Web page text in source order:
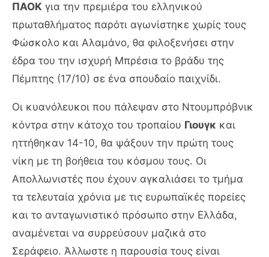
ΠΑΟΚ για την πρεμιέρα του ελληνικού
πρωταθλήματος παρότι αγωνίστηκε χωρίς τους
Φώσκολο και Αλαμάνο, θα φιλοξενήσει στην
έδρα του την ισχυρή Μπρέσια το βράδυ της
Πέμπτης (17/10) σε ένα σπουδαίο παιχνίδι.
Οι κυανόλευκοι που πάλεψαν στο Ντουμπρόβνικ
κόντρα στην κάτοχο του τροπαίου Γιουγκ και
ηττήθηκαν 14-10, θα ψάξουν την πρώτη τους
νίκη με τη βοήθεια του κόσμου τους. Οι
Απολλωνιστές που έχουν αγκαλιάσει το τμήμα
τα τελευταία χρόνια με τις ευρωπαϊκές πορείες
και το ανταγωνιστικό πρόσωπο στην Ελλάδα,
αναμένεται να συρρεύσουν μαζικά στο
Σεράφειο. Άλλωστε η παρουσία τους είναι